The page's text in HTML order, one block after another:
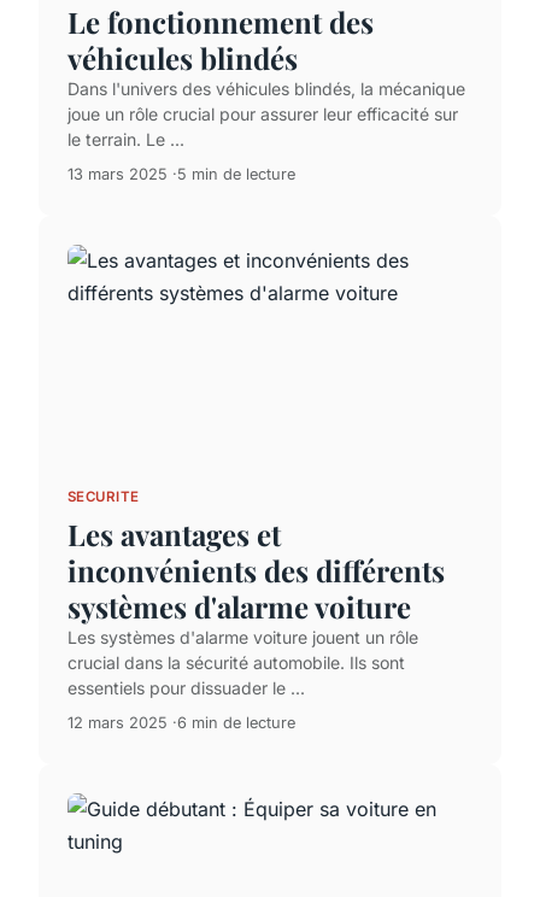
Le fonctionnement des
véhicules blindés
Dans l'univers des véhicules blindés, la mécanique
joue un rôle crucial pour assurer leur efficacité sur
le terrain. Le ...
13 mars 2025 5 min de lecture
SECURITE
Les avantages et
inconvénients des différents
systèmes d'alarme voiture
Les systèmes d'alarme voiture jouent un rôle
crucial dans la sécurité automobile. Ils sont
essentiels pour dissuader le ...
12 mars 2025 6 min de lecture